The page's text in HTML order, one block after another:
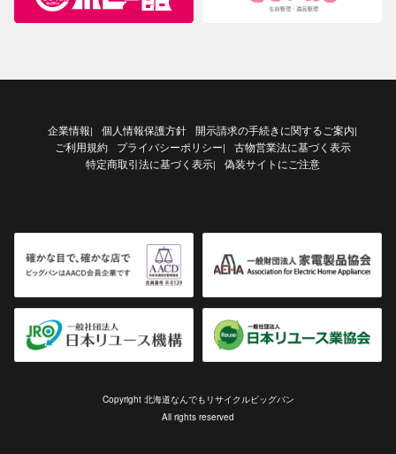
企業情報| 個人情報保護方針 開示請求の手続きに関するご案内|
ご利用規約 プライバシーポリシー|
古物営業法に基づく表示
特定商取引法に基づく表示| 偽装サイトにご注意
Copyright 北海道なんでもリサイクルビッグバン
All rights reserved